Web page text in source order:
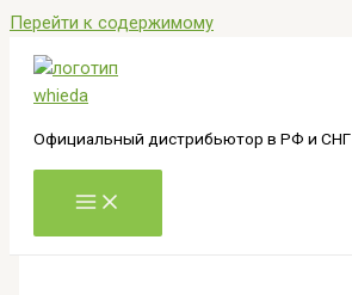
Перейти к содержимому
Официальный дистрибьютор в РФ и СНГ